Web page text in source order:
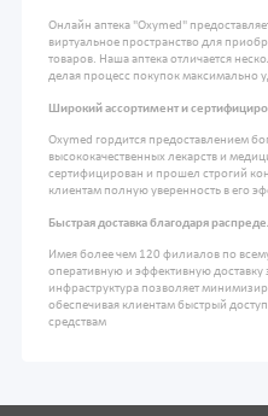
Онлайн аптека "Oxymed"
виртуальное пространство для
товаров. Наша аптека отличается
делая процесс покупок максимально
Широкий ассортимент и
Oxymed гордится предоставлением
высококачественных лекарств и
сертифицирован и прошел строгий
клиентам полную уверенность в его
Быстрая доставка благодаря
Имея более чем 120 филиалов по
оперативную и эффективную доставку
инфраструктура позволяет
обеспечивая клиентам быстрый
средствам